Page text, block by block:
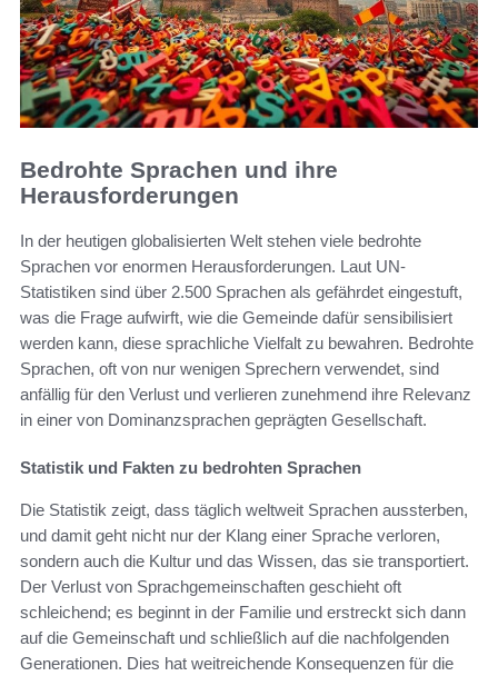
Bedrohte Sprachen und ihre
Herausforderungen
In der heutigen globalisierten Welt stehen viele bedrohte
Sprachen vor enormen Herausforderungen. Laut UN-
Statistiken sind über 2.500 Sprachen als gefährdet eingestuft,
was die Frage aufwirft, wie die Gemeinde dafür sensibilisiert
werden kann, diese sprachliche Vielfalt zu bewahren. Bedrohte
Sprachen, oft von nur wenigen Sprechern verwendet, sind
anfällig für den Verlust und verlieren zunehmend ihre Relevanz
in einer von Dominanzsprachen geprägten Gesellschaft.
Statistik und Fakten zu bedrohten Sprachen
Die Statistik zeigt, dass täglich weltweit Sprachen aussterben,
und damit geht nicht nur der Klang einer Sprache verloren,
sondern auch die Kultur und das Wissen, das sie transportiert.
Der Verlust von Sprachgemeinschaften geschieht oft
schleichend; es beginnt in der Familie und erstreckt sich dann
auf die Gemeinschaft und schließlich auf die nachfolgenden
Generationen. Dies hat weitreichende Konsequenzen für die